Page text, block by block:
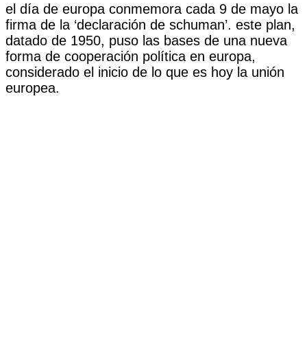
el día de europa conmemora cada 9 de mayo la
firma de la ‘declaración de schuman’. este plan,
datado de 1950, puso las bases de una nueva
forma de cooperación política en europa,
considerado el inicio de lo que es hoy la unión
europea.